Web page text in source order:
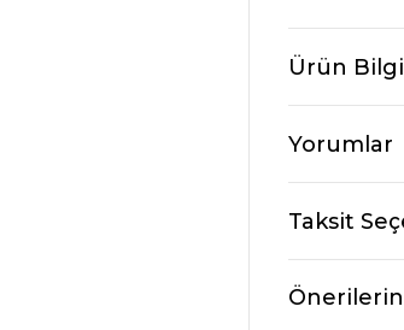
Ürün
Yorumlar
Taksit